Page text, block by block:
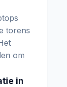
torens
om
in